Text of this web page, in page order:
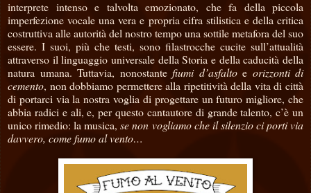
interprete intenso e talvolta emozionato, che fa della piccola
imperfezione vocale una vera e propria cifra stilistica e della critica
costruttiva alle autorità del nostro tempo una sottile metafora del suo
essere. I suoi, più che testi, sono filastrocche cucite sull’attualità
attraverso il linguaggio universale della Storia e della caducità della
natura umana. Tuttavia, nonostante fiumi d’asfalto e orizzonti di
cemento, non dobbiamo permettere alla ripetitività della vita di città
di portarci via la nostra voglia di progettare un futuro migliore, che
abbia radici e ali, e, per questo cantautore di grande talento, c’è un
unico rimedio: la musica,se non vogliamo che il silenzio ci porti via
davvero, come fumo al vento…